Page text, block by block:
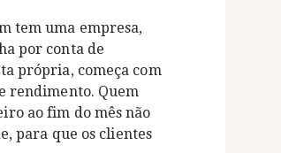
tem uma empresa,
por conta de
própria, começa com
rendimento. Quem
ao fim do mês não
para que os clientes